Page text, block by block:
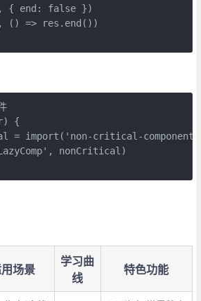
{ end: false })
() => res.end())
{
= import('non-critical-
nonCritical)
场景
学习曲
线
特色功能